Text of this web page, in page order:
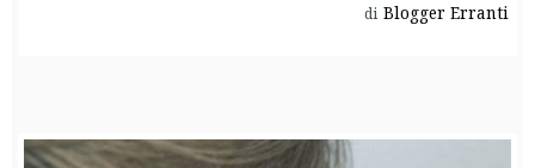
di Blogger Erranti